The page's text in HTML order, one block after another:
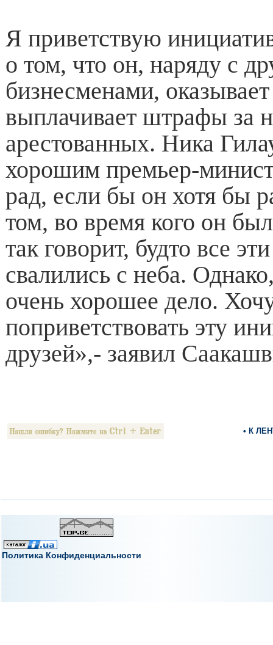
Я приветствую
о том, что он, наряду с
бизнесменами,
выплачивает штрафы за
арестованных. Ника
хорошим премьер-
рад, если бы он хотя бы
том, во время кого он
так говорит, будто все
свалились с неба.
очень хорошее дело.
поприветствовать эту
друзей»,- заявил
• К
Политика Конфиденциальности